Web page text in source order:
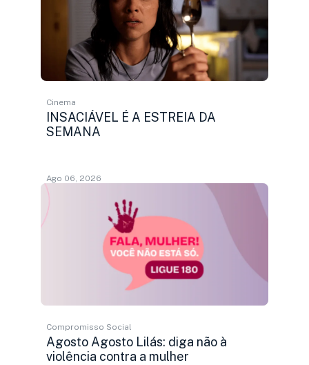
Cinema
INSACIÁVEL É A ESTREIA DA
SEMANA
Ago 06, 2026
Compromisso Social
Agosto Agosto Lilás: diga não à
violência contra a mulher